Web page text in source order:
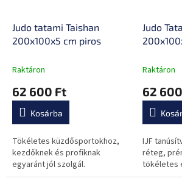
Judo tatami Taishan
200x100x5 cm piros
Raktáron
62 600 Ft
Kosárba
Tökéletes küzdősportokhoz,
kezdőknek és profiknak
egyaránt jól szolgál.
Judo
Raktáron
62
IJF
réteg,
tökéletes